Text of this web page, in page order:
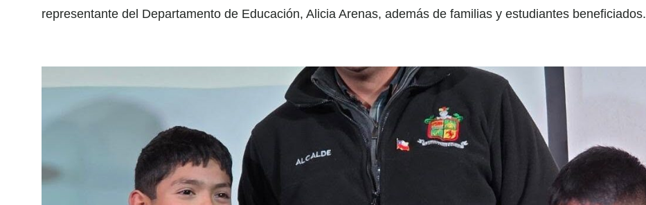
representante del Departamento de Educación, Alicia Arenas, además de familias y estudiantes beneficiados.